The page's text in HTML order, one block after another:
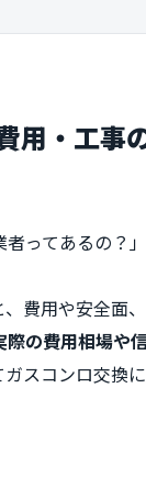
用・工事
ってあるの？」
費用や安全面
際の費用相場や
スコンロ交換